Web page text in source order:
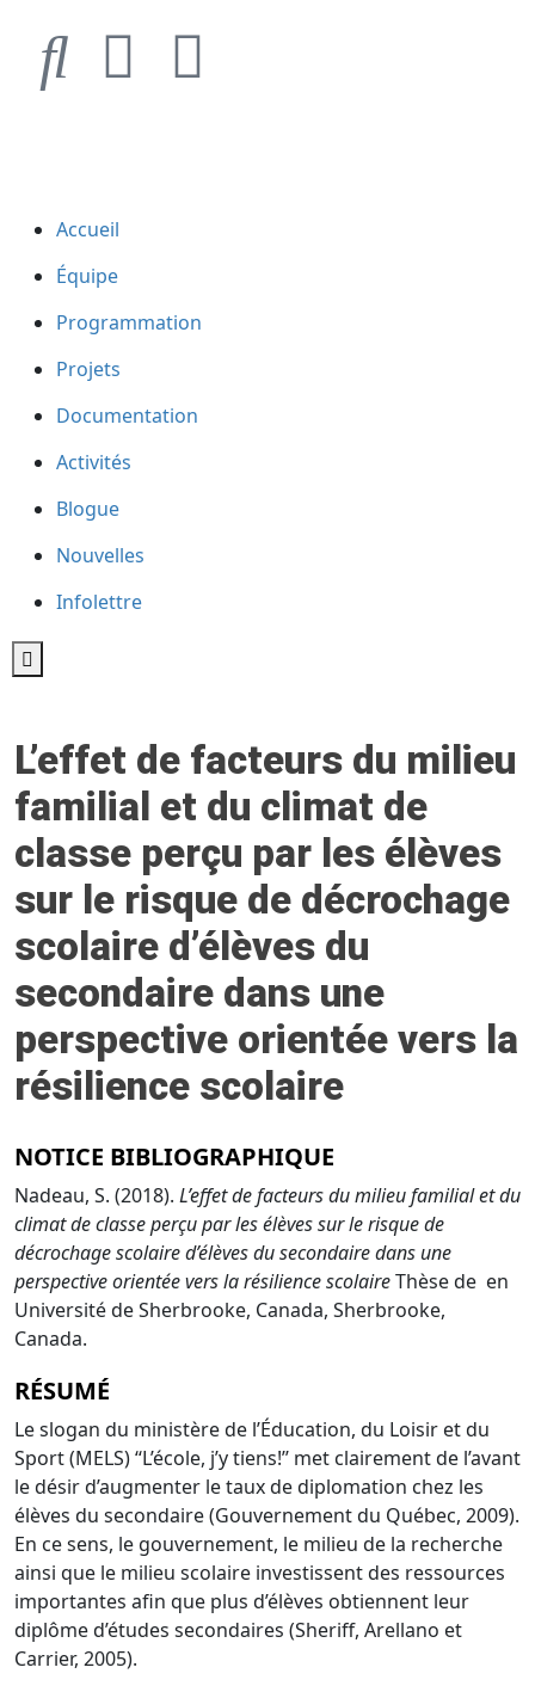
Accueil
Équipe
Programmation
Projets
Documentation
Activités
Blogue
Nouvelles
Infolettre
Hamburger Toggle Menu
L’effet de facteurs du milieu
familial et du climat de
classe perçu par les élèves
sur le risque de décrochage
scolaire d’élèves du
secondaire dans une
perspective orientée vers la
résilience scolaire
NOTICE BIBLIOGRAPHIQUE
Nadeau, S. (2018). L’effet de facteurs du milieu familial et du
climat de classe perçu par les élèves sur le risque de
décrochage scolaire d’élèves du secondaire dans une
perspective orientée vers la résilience scolaireThèse de en
Université de Sherbrooke, Canada, Sherbrooke,
Canada.
RÉSUMÉ
Le slogan du ministère de l’Éducation, du Loisir et du
Sport (MELS) ‘‘L’école, j’y tiens!’’ met clairement de l’avant
le désir d’augmenter le taux de diplomation chez les
élèves du secondaire (Gouvernement du Québec, 2009).
En ce sens, le gouvernement, le milieu de la recherche
ainsi que le milieu scolaire investissent des ressources
importantes afin que plus d’élèves obtiennent leur
diplôme d’études secondaires (Sheriff, Arellano et
Carrier, 2005).